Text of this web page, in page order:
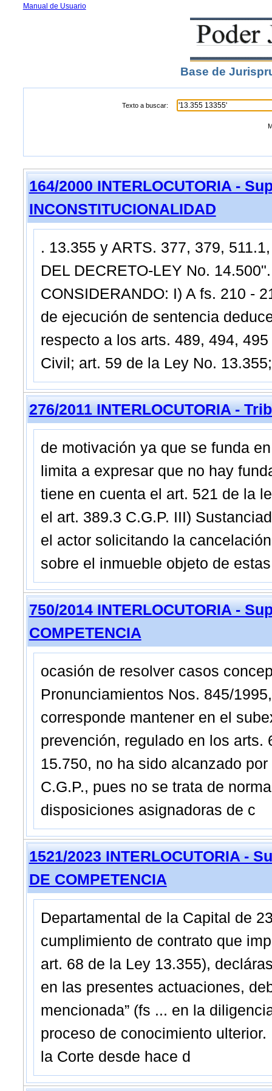
Manual de Usuario
Base de
Texto a buscar:
164/2000 INTERLOCUTORIA -
INCONSTITUCIONALIDAD
. 13.355 y ARTS. 377, 379,
DEL DECRETO-LEY No.
CONSIDERANDO: I) A fs. 210 -
de ejecución de sentencia
respecto a los arts. 489, 494,
Civil; art. 59 de la Ley No.
276/2011 INTERLOCUTORIA -
de motivación ya que se funda
limita a expresar que no hay
tiene en cuenta el art. 521 de la
el art. 389.3 C.G.P. III)
el actor solicitando la
sobre el inmueble objeto de
750/2014 INTERLOCUTORIA -
COMPETENCIA
ocasión de resolver casos
Pronunciamientos Nos. 845/
corresponde mantener en el
prevención, regulado en los arts.
15.750, no ha sido alcanzado
C.G.P., pues no se trata de
disposiciones asignadoras de c
1521/2023 INTERLOCUTORIA -
DE COMPETENCIA
Departamental de la Capital de
cumplimiento de contrato que
art. 68 de la Ley 13.355),
en las presentes actuaciones,
mencionada” (fs ... en la
proceso de conocimiento
la Corte desde hace d